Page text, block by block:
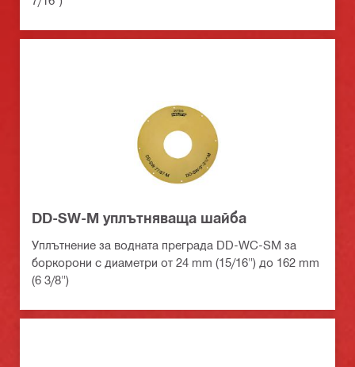
DD-SW-M уплътняваща шайба
Уплътнение за водната преграда DD-WC-SМ за
боркорони с диаметри от 24 mm (15/16") до 162 mm
(6 3/8")